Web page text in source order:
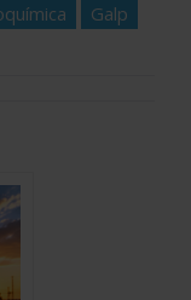
Galp